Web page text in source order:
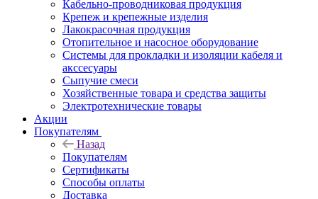
Кабельно-проводниковая продукция
Крепеж и крепежные изделия
Лакокрасочная продукция
Отопительное и насосное оборудование
Системы для прокладки и изоляции кабеля и
акссесуары
Сыпучие смеси
Хозяйственные товара и средства защиты
Электротехнические товары
Акции
Покупателям
Назад
Покупателям
Сертификаты
Способы оплаты
Доставка